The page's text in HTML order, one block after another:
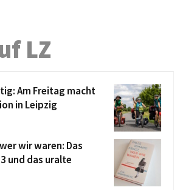
LZ
Am Freitag macht
in Leipzig
wir waren: Das
und das uralte